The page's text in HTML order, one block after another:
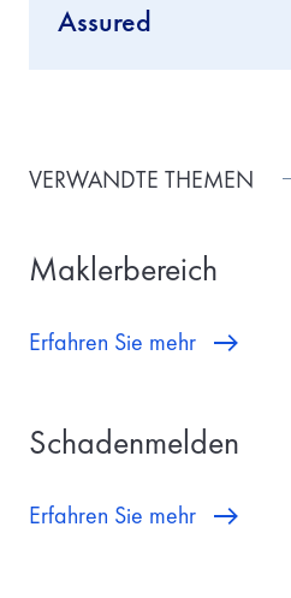
Assured
VERWANDTE THEMEN
Maklerbereich
Erfahren Sie mehr
Schadenmelden
Erfahren Sie mehr